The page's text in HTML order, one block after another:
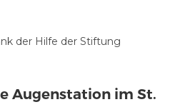
der Hilfe der Stiftung
Augenstation im St.